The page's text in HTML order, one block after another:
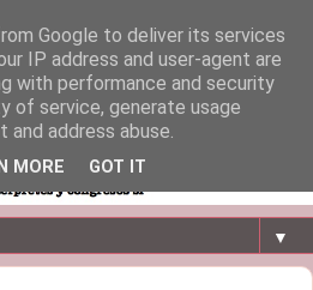
▼
Google to deliver its services
IP address and user-agent are
with performance and security
of service, generate usage
address abuse.
MORE GOT IT